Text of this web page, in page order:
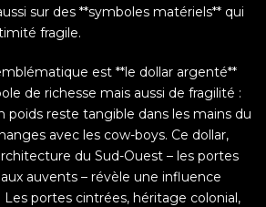
sur des **symboles matériels** qui
fragile.
est **le dollar argenté**
de richesse mais aussi de fragilité :
poids reste tangible dans les mains du
avec les cow-boys. Ce dollar,
du Sud-Ouest – les portes
auvents – révèle une influence
portes cintrées, héritage colonial,